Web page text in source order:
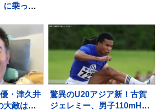
に乗った
が217万
」「た
・津久井
大敵は睡
驚異のU20アジア新！古賀
ジェレミー、男子110mHで